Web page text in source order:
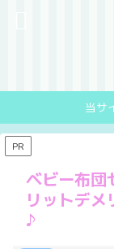
当サ
PR
ベビー布団
リットデ
♪